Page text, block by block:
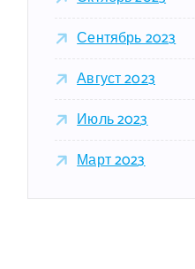
Сентябрь 2023
Август 2023
Июль 2023
Март 2023